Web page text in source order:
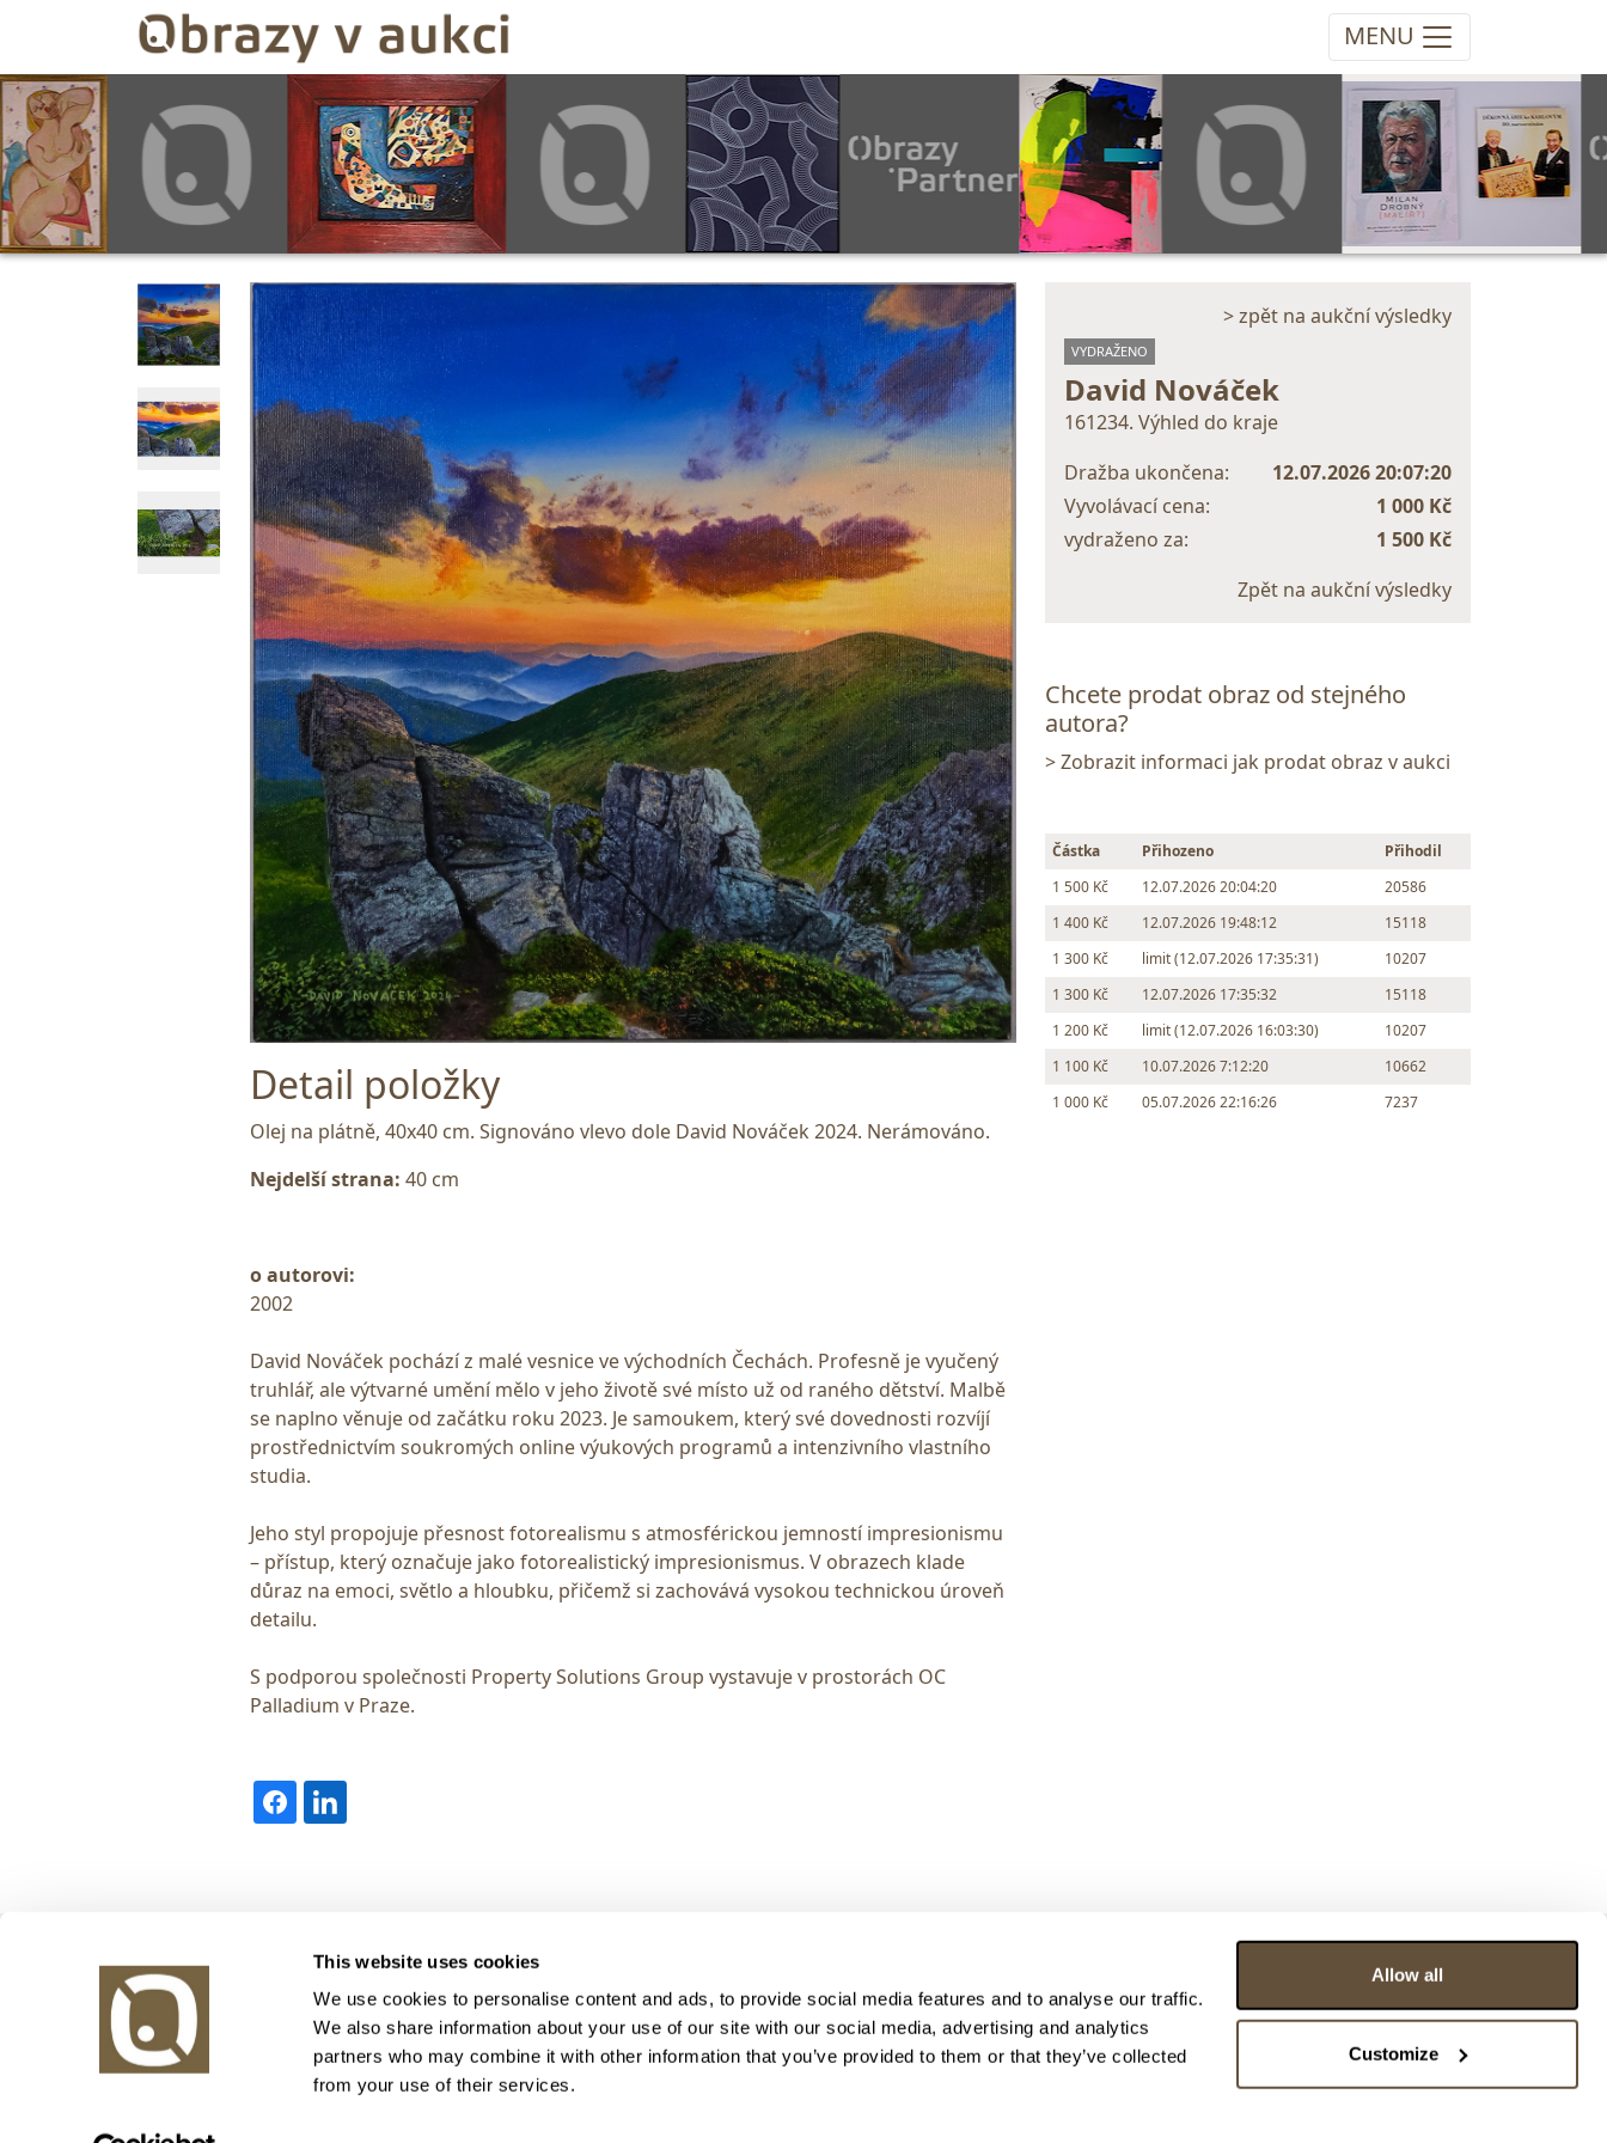
This website uses cookies
We use cookies to personalise content and ads, to provide social media features and to analyse our traffic.
We also share information about your use of our site with our social media, advertising and analytics
partners who may combine it with other information that you’ve provided to them or that they’ve collected
from your use of their services.
Allow all
Customize
MENU
Detail položky
Olej na plátně, 40x40 cm. Signováno vlevo dole David Nováček 2024. Nerámováno.
Nejdelší strana: 40 cm
o autorovi:
2002
David Nováček pochází z malé vesnice ve východních Čechách. Profesně je vyučený
truhlář, ale výtvarné umění mělo v jeho životě své místo už od raného dětství. Malbě
se naplno věnuje od začátku roku 2023. Je samoukem, který své dovednosti rozvíjí
prostřednictvím soukromých online výukových programů a intenzivního vlastního
studia.
Jeho styl propojuje přesnost fotorealismu s atmosférickou jemností impresionismu
– přístup, který označuje jako fotorealistický impresionismus. V obrazech klade
důraz na emoci, světlo a hloubku, přičemž si zachovává vysokou technickou úroveň
detailu.
S podporou společnosti Property Solutions Group vystavuje v prostorách OC
Palladium v Praze.
> zpět na aukční výsledky
VYDRAŽENO
David Nováček
161234. Výhled do kraje
Dražba ukončena:
12.07.2026 20:07:20
Vyvolávací cena:
1 000 Kč
vydraženo za:
1 500 Kč
Zpět na aukční výsledky
Chcete prodat obraz od stejného
autora?
> Zobrazit informaci jak prodat obraz v aukci
Částka Přihozeno
Přihodil
1 500 Kč
12.07.2026 20:04:20
20586
1 400 Kč
12.07.2026 19:48:12
15118
1 300 Kč
limit (12.07.2026 17:35:31)
10207
1 300 Kč
12.07.2026 17:35:32
15118
1 200 Kč
limit (12.07.2026 16:03:30)
10207
1 100 Kč
10.07.2026 7:12:20
10662
1 000 Kč
05.07.2026 22:16:26 7237
Korunní 972/75
130 00 Praha 3
tel.: +420 800 10 10 10, +420 737 196 183
E-mail: info@obrazyvaukci.cz
> Obchodní podmínky
> Kontakty
> GDPR